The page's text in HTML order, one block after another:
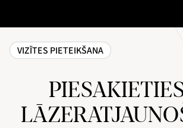
VIZĪTES PIETEIKŠANA